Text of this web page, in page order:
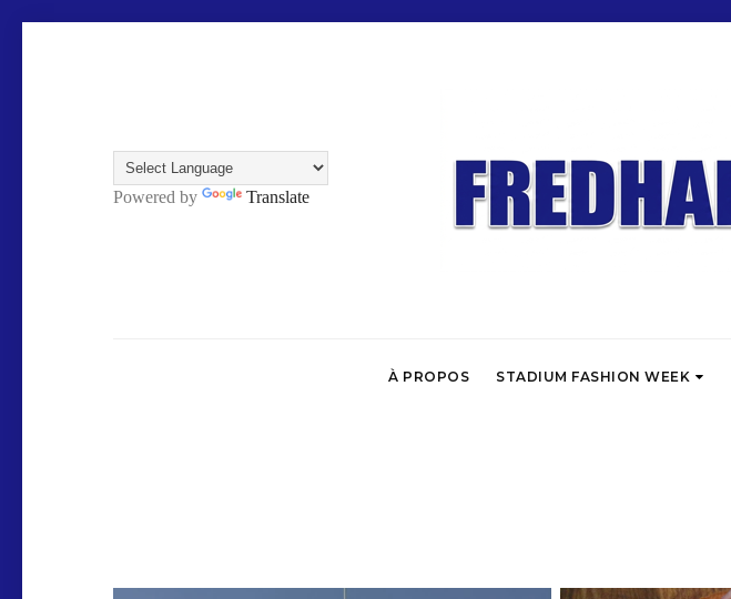
Powered by Translate
À PROPOS STADIUM FASHION WEEK